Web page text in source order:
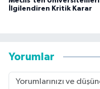
İlgilendiren Kritik Karar
Yorumlar